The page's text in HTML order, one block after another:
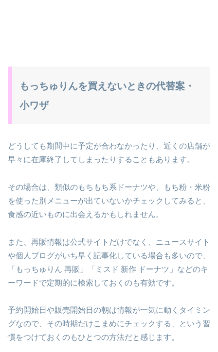
もっちゅりんを買えないときの代替案・
小ワザ
どうしても期間中に予定が合わなかったり、近くの店舗が
早々に在庫終了してしまったりすることもあります。
その場合は、類似のもちもち系ドーナツや、もち粉・米粉
を使った別メニューが出ていないかチェックしてみると、
食感の近いものに出会えるかもしれません。
また、再販情報は公式サイトだけでなく、ニュースサイト
や個人ブログがいち早く記事化している場合も多いので、
「もっちゅりん 再販」「ミスド 新作 ドーナツ」などのキ
ーワードで定期的に検索しておくのも有効です。
予約開始日や販売開始日の朝は情報が一気に動くタイミン
グなので、その時期だけこまめにチェックする、という習
慣をつけておくのもひとつの方法だと感じます。